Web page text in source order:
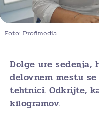
Foto: Profimedia
Dolge ure
delovnem mestu
tehtnici. Odkrijte,
kilogramov.